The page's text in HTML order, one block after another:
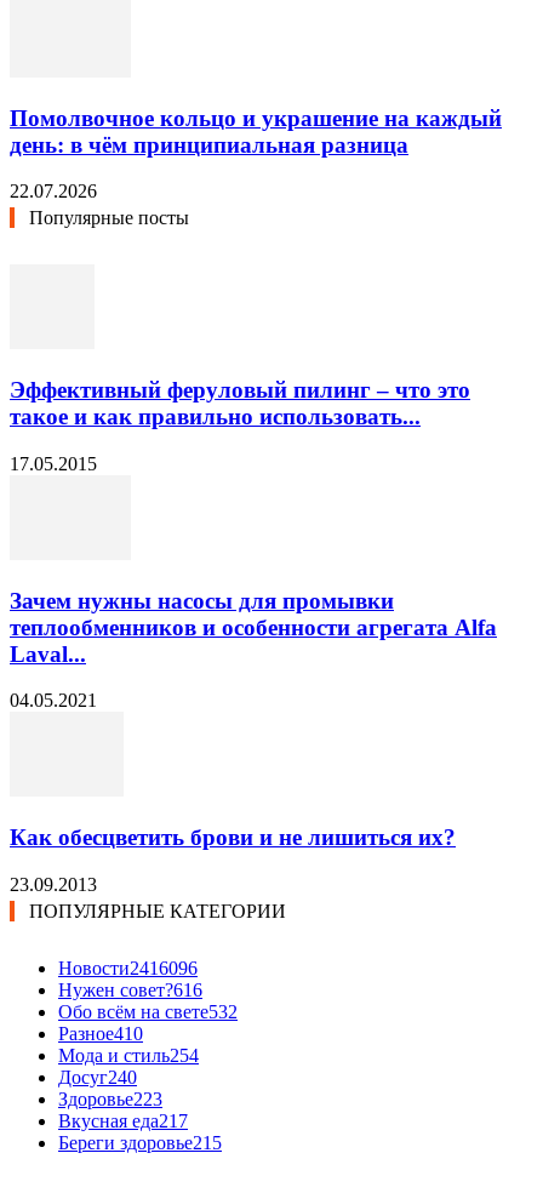
Помолвочное кольцо и украшение на каждый
день: в чём принципиальная разница
22.07.2026
Популярные посты
Эффективный феруловый пилинг – что это
такое и как правильно использовать...
17.05.2015
Зачем нужны насосы для промывки
теплообменников и особенности агрегата Alfa
Laval...
04.05.2021
Как обесцветить брови и не лишиться их?
23.09.2013
ПОПУЛЯРНЫЕ КАТЕГОРИИ
Новости2416096
Нужен совет?616
Обо всём на свете532
Разное410
Мода и стиль254
Досуг240
Здоровье223
Вкусная еда217
Береги здоровье215